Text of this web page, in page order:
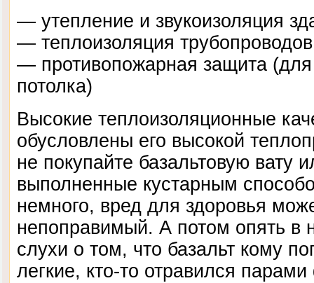
— утепление и звукоизоляция
— теплоизоляция трубопроводов
— противопожарная защита
потолка)
Высокие теплоизоляционные
обусловлены его высокой
не покупайте базальтовую вату
выполненные кустарным
немного, вред для здоровья
непоправимый. А потом опять в
слухи о том, что базальт кому
легкие, кто-то отравился